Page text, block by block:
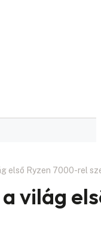
első Ryzen 7000-rel
világ